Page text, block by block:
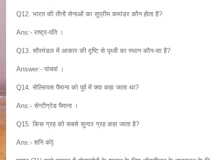
Q12. भारत की तीनों सेनाओं का सुप्रीम कमांडर कौन होता है?
Ans:- राष्ट्र-पति ।
Q13. सौरमंडल में आकार की दृष्टि से पृथ्वी का स्थान कौन-सा है?
Answer:- पांचवां ।
Q14. सेल्सियस पैमाना को पूर्व में क्या कहा जाता था?
Ans:- सेन्टीग्रेड पैमाना ।
Q15. किस ग्रह को सबसे सुन्दर ग्रह कहा जाता है?
Ans:- शनि को|